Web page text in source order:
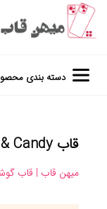
دسته بندی
قاب Cat & Candy با آویز - کد (۸۰۰۳۷)
میهن قاب | قاب